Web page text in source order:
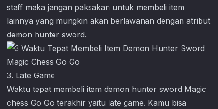
staff maka jangan paksakan untuk membeli item
lainnya yang mungkin akan berlawanan dengan atribut
demon hunter sword.
3. Late Game
Waktu tepat membeli item demon hunter sword Magic
chess Go Go terakhir yaitu late game. Kamu bisa